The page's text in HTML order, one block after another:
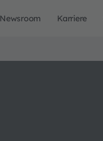
Newsroom Karriere